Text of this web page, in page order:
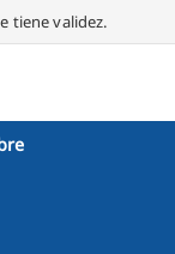
tiene validez.